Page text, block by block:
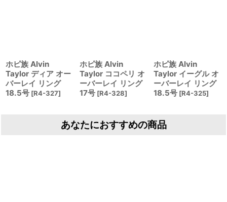
ホピ族 Alvin
Taylor ディア オー
バーレイ リング
18.5号 [R4-327]
ホピ族 Alvin
Taylor ココペリ オ
ーバーレイ リング
17号 [R4-328]
ホピ族 Alvin
Taylor イーグル オ
ーバーレイ リング
18.5号 [R4-325]
あなたにおすすめの商品